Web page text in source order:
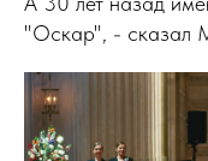
"Оскар", - сказал